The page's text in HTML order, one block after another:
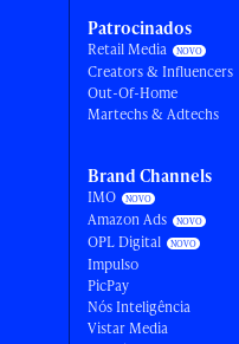
Patrocinados
Retail Media
Creators & Influencers
Out-Of-Home
Martechs & Adtechs
Brand Channels
IMO
Amazon Ads
OPL Digital
Impulso
PicPay
Nós Inteligência
Vistar Media